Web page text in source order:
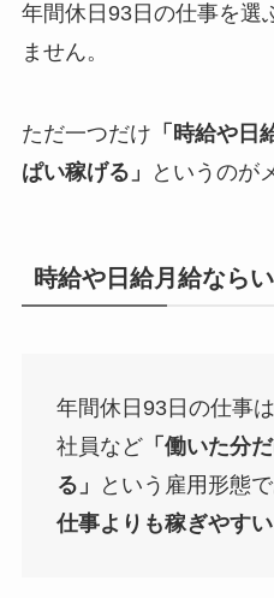
年間休日93日の仕事を選
ません。
ただ一つだけ 「時給や日
ぱい稼げる」
というのが
時給や日給月給なら
年間休日93日の仕事
社員など「働いた分
る」
という雇用形態で
仕事よりも稼ぎやすい